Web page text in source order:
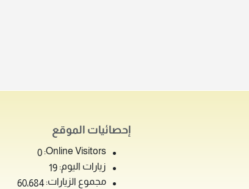
إحصائيات الموقع
Online Visitors:
0
زيارات اليوم: 19
مجموع الزيارات: 60٬684